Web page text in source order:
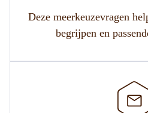
Deze meerkeuzevragen
begrijpen en